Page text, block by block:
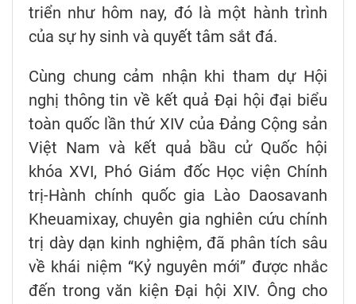
triển như hôm nay, đó là một hành trình
của sự hy sinh và quyết tâm sắt đá.
Cùng chung cảm nhận khi tham dự Hội
nghị thông tin về kết quả Đại hội đại biểu
toàn quốc lần thứ XIV của Đảng Cộng sản
Việt Nam và kết quả bầu cử Quốc hội
khóa XVI, Phó Giám đốc Học viện Chính
trị-Hành chính quốc gia Lào Daosavanh
Kheuamixay, chuyên gia nghiên cứu chính
trị dày dạn kinh nghiệm, đã phân tích sâu
về khái niệm “Kỷ nguyên mới” được nhắc
đến trong văn kiện Đại hội XIV. Ông cho